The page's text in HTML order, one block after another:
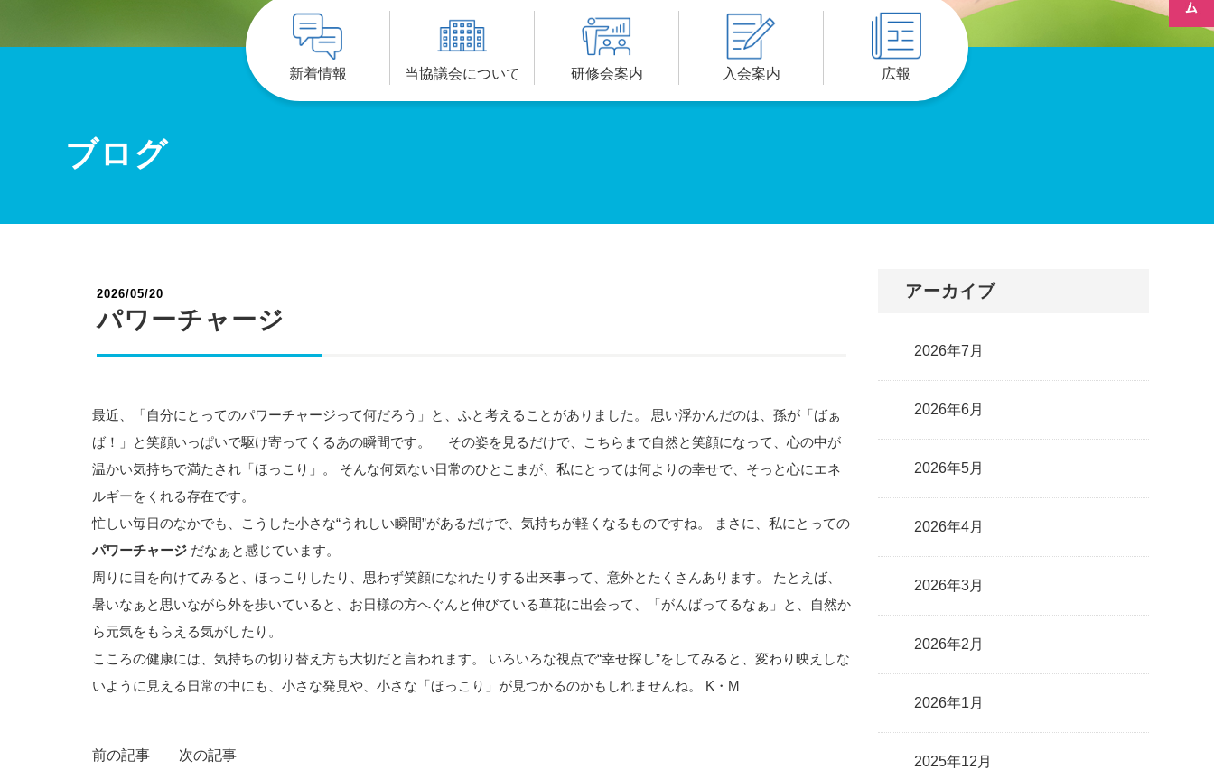
新着情報 当協議会について 研修会案内 入会案内 広報
ブログ
2026/05/20
パワーチャージ
最近、「自分にとってのパワーチャージって何だろう」と、ふと考えることがありました。 思い浮かんだのは、孫が「ばぁ
ば！」と笑顔いっぱいで駆け寄ってくるあの瞬間です。 その姿を見るだけで、こちらまで自然と笑顔になって、心の中が
温かい気持ちで満たされ「ほっこり」。 そんな何気ない日常のひとこまが、私にとっては何よりの幸せで、そっと心にエネ
ルギーをくれる存在です。
忙しい毎日のなかでも、こうした小さな“うれしい瞬間”があるだけで、気持ちが軽くなるものですね。 まさに、私にとっての
パワーチャージ だなぁと感じています。
周りに目を向けてみると、ほっこりしたり、思わず笑顔になれたりする出来事って、意外とたくさんあります。 たとえば、
暑いなぁと思いながら外を歩いていると、お日様の方へぐんと伸びている草花に出会って、「がんばってるなぁ」と、自然か
ら元気をもらえる気がしたり。
こころの健康には、気持ちの切り替え方も大切だと言われます。 いろいろな視点で“幸せ探し”をしてみると、変わり映えしな
いように見える日常の中にも、小さな発見や、小さな「ほっこり」が見つかるのかもしれませんね。 K・M
前の記事 次の記事
アーカイブ
2026年7月
2026年6月
2026年5月
2026年4月
2026年3月
2026年2月
2026年1月
2025年12月